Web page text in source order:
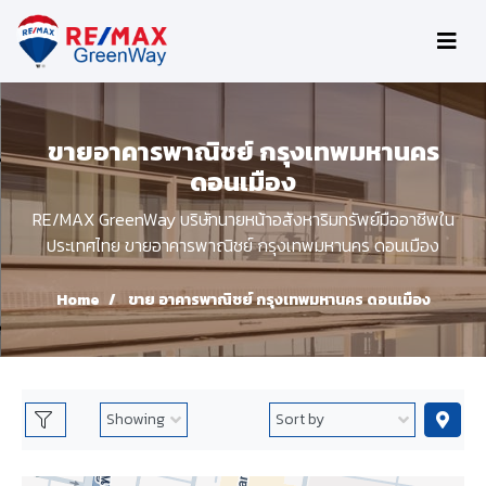
ขายอาคารพาณิชย์ กรุงเทพมหานคร
ดอนเมือง
RE/MAX GreenWay บริษัทนายหน้าอสังหาริมทรัพย์มืออาชีพใน
ประเทศไทย ขายอาคารพาณิชย์ กรุงเทพมหานคร ดอนเมือง
Home ขาย อาคารพาณิชย์ กรุงเทพมหานคร ดอนเมือง